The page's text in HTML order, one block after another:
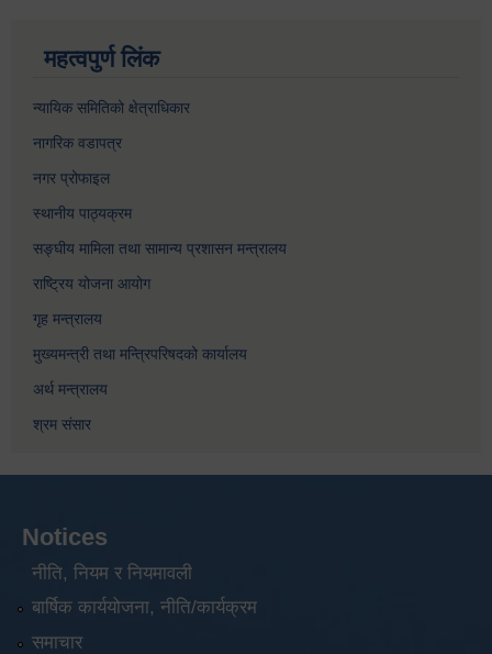
महत्वपुर्ण लिंक
न्यायिक समितिको क्षेत्राधिकार
नागरिक वडापत्र
नगर प्रोफाइल
स्थानीय पाठ्यक्रम
सङ्घीय मामिला तथा सामान्य प्रशासन मन्त्रालय
राष्ट्रिय योजना आयोग
गृह मन्त्रालय
मुख्यमन्त्री तथा मन्त्रिपरिषदको कार्यालय
अर्थ मन्त्रालय
श्रम संसार
Notices
नीति, नियम र नियमावली
बार्षिक कार्ययोजना, नीति/कार्यक्रम
समाचार